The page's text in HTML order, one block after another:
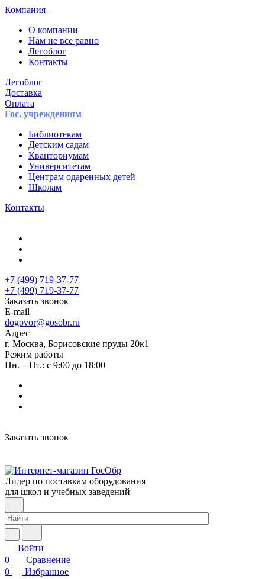
Компания
О компании
Нам не все равно
Легоблог
Контакты
Легоблог
Доставка
Оплата
Гос. учреждениям
Библиотекам
Детским садам
Кванториумам
Университетам
Центрам одаренных детей
Школам
Контакты
+7 (499) 719-37-77
+7 (499) 719-37-77
Заказать звонок
E-mail
dogovor@gosobr.ru
Адрес
г. Москва, Борисовские пруды 20к1
Режим работы
Пн. – Пт.: с 9:00 до 18:00
Заказать звонок
Лидер по поставкам оборудования
для школ и учебных заведений
Войти
0
Сравнение
0
Избранное